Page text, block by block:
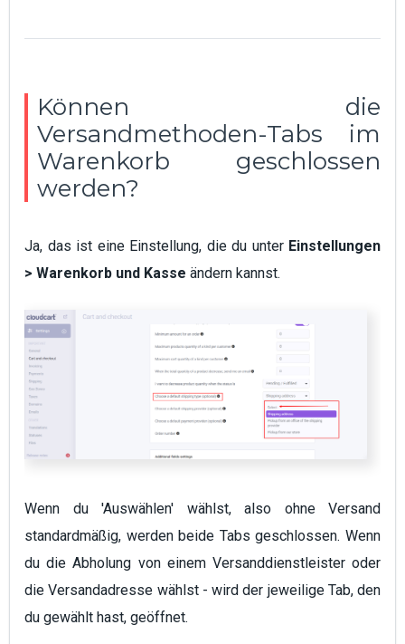
Können die
Versandmethoden-Tabs im
Warenkorb geschlossen
werden?
Ja, das ist eine Einstellung, die du unter Einstellungen
> Warenkorb und Kasse ändern kannst.
Wenn du 'Auswählen' wählst, also ohne Versand
standardmäßig, werden beide Tabs geschlossen. Wenn
du die Abholung von einem Versanddienstleister oder
die Versandadresse wählst - wird der jeweilige Tab, den
du gewählt hast, geöffnet.